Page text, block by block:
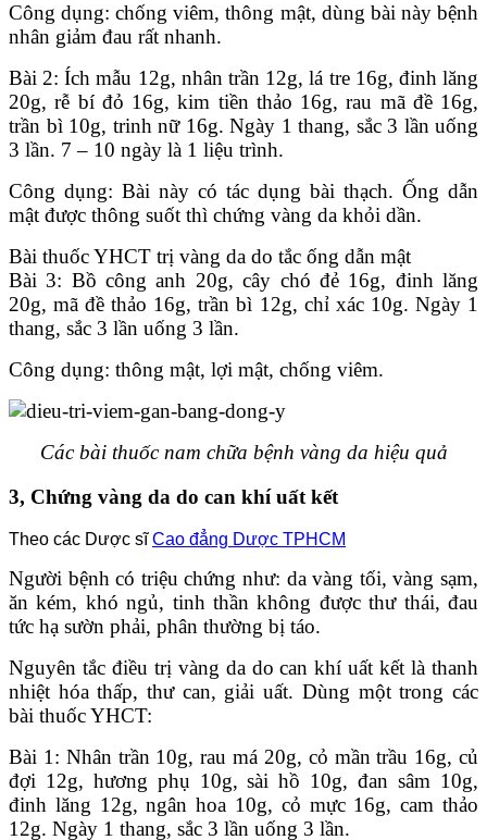
Công dụng: chống viêm, thông mật, dùng bài này bệnh
nhân giảm đau rất nhanh.
Bài 2: Ích mẫu 12g, nhân trần 12g, lá tre 16g, đinh lăng
20g, rễ bí đỏ 16g, kim tiền thảo 16g, rau mã đề 16g,
trần bì 10g, trinh nữ 16g. Ngày 1 thang, sắc 3 lần uống
3 lần. 7 – 10 ngày là 1 liệu trình.
Công dụng: Bài này có tác dụng bài thạch. Ống dẫn
mật được thông suốt thì chứng vàng da khỏi dần.
Bài thuốc YHCT trị vàng da do tắc ống dẫn mật
Bài 3: Bồ công anh 20g, cây chó đẻ 16g, đinh lăng
20g, mã đề thảo 16g, trần bì 12g, chỉ xác 10g. Ngày 1
thang, sắc 3 lần uống 3 lần.
Công dụng: thông mật, lợi mật, chống viêm.
Các bài thuốc nam chữa bệnh vàng da hiệu quả
3, Chứng vàng da do can khí uất kết
Theo các Dược sĩCao đẳng Dược TPHCM
Người bệnh có triệu chứng như: da vàng tối, vàng sạm,
ăn kém, khó ngủ, tinh thần không được thư thái, đau
tức hạ sườn phải, phân thường bị táo.
Nguyên tắc điều trị vàng da do can khí uất kết là thanh
nhiệt hóa thấp, thư can, giải uất. Dùng một trong các
bài thuốc YHCT:
Bài 1: Nhân trần 10g, rau má 20g, cỏ mần trầu 16g, củ
đợi 12g, hương phụ 10g, sài hồ 10g, đan sâm 10g,
đinh lăng 12g, ngân hoa 10g, cỏ mực 16g, cam thảo
12g. Ngày 1 thang, sắc 3 lần uống 3 lần.